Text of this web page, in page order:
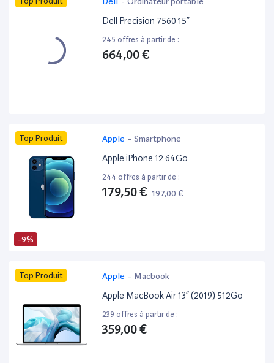
Dell Precision 7560 15”
245 offres à partir de :
664,00 €
-9%
Top Produit Apple - Smartphone
Apple iPhone 12 64Go
244 offres à partir de :
179,50 € 197,00 €
Top Produit Apple - Macbook
Apple MacBook Air 13” (2019) 512Go
239 offres à partir de :
359,00 €